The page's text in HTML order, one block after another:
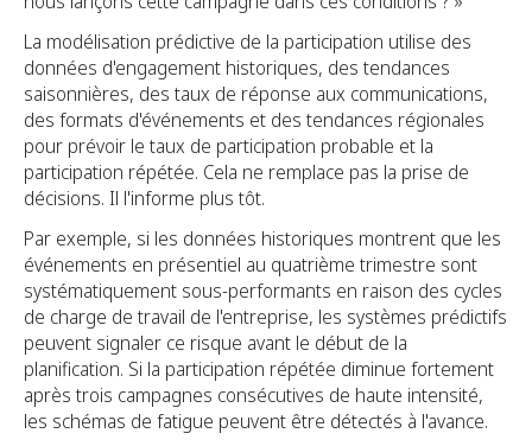
La modélisation prédictive de la participation utilise des
données d'engagement historiques, des tendances
saisonnières, des taux de réponse aux communications,
des formats d'événements et des tendances régionales
pour prévoir le taux de participation probable et la
participation répétée. Cela ne remplace pas la prise de
décisions. Il l'informe plus tôt.
Par exemple, si les données historiques montrent que les
événements en présentiel au quatrième trimestre sont
systématiquement sous-performants en raison des cycles
de charge de travail de l'entreprise, les systèmes prédictifs
peuvent signaler ce risque avant le début de la
planification. Si la participation répétée diminue fortement
après trois campagnes consécutives de haute intensité,
les schémas de fatigue peuvent être détectés à l'avance.